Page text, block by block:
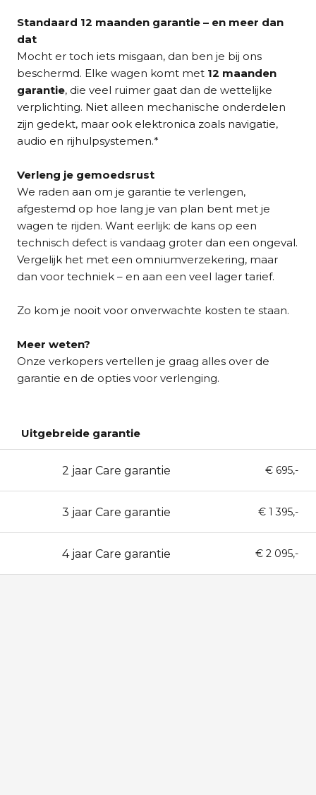
Standaard 12 maanden garantie – en meer dan
dat
Mocht er toch iets misgaan, dan ben je bij ons
beschermd. Elke wagen komt met 12 maanden
garantie, die veel ruimer gaat dan de wettelijke
verplichting. Niet alleen mechanische onderdelen
zijn gedekt, maar ook elektronica zoals navigatie,
audio en rijhulpsystemen.*
Verleng je gemoedsrust
We raden aan om je garantie te verlengen,
afgestemd op hoe lang je van plan bent met je
wagen te rijden. Want eerlijk: de kans op een
technisch defect is vandaag groter dan een ongeval.
Vergelijk het met een omniumverzekering, maar
dan voor techniek – en aan een veel lager tarief.
Zo kom je nooit voor onverwachte kosten te staan.
Meer weten?
Onze verkopers vertellen je graag alles over de
garantie en de opties voor verlenging.
Uitgebreide garantie
2 jaar Care garantie € 695,-
3 jaar Care garantie € 1 395,-
4 jaar Care garantie € 2 095,-